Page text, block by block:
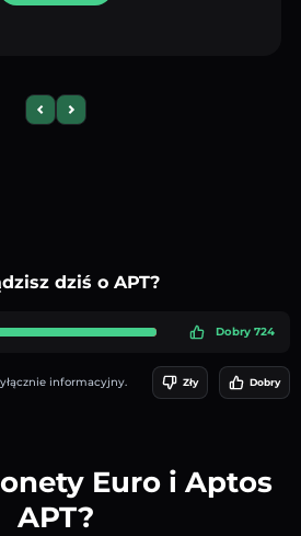
Previous slide
Next slide
dziś o APT?
Dobry 724
informacyjny. Zły Dobry
Euro i Aptos
APT?